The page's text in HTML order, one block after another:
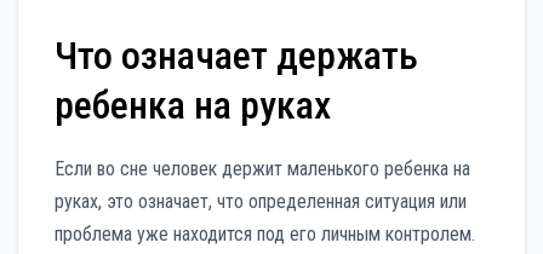
Что означает держать
ребенка на руках
Если во сне человек держит маленького ребенка на
руках, это означает, что определенная ситуация или
проблема уже находится под его личным контролем.